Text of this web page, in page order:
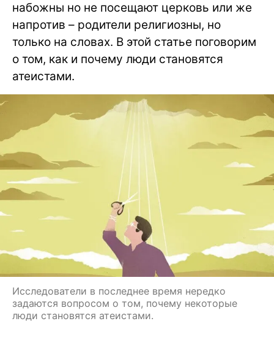
набожны но не посещают церковь или же
напротив – родители религиозны, но
только на словах. В этой статье поговорим
о том, как и почему люди становятся
атеистами.
Исследователи в последнее время нередко
задаются вопросом о том, почему некоторые
люди становятся атеистами.